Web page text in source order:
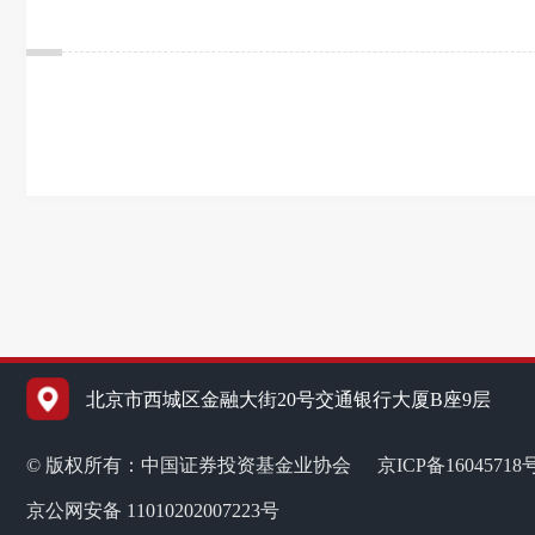
北京市西城区金融大街20号交通银行大厦B座9层
© 版权所有：中国证券投资基金业协会 京ICP备16045718
京公网安备 11010202007223号